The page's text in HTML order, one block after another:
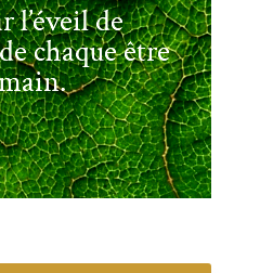
l’éveil de
chaque être